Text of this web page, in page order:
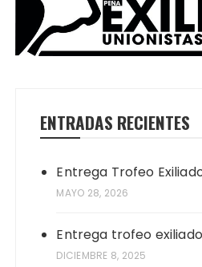
ENTRADAS RECIENTES
Entrega Trofeo
MAYO 28, 2026
Entrega trofeo
DICIEMBRE 8, 2025